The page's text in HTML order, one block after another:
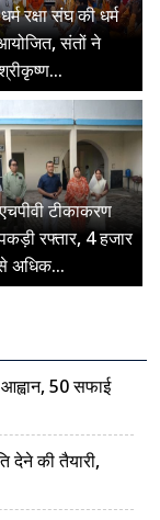
रक्षा संघ की धर्म
आयोजित, संतों ने
टीकाकरण
रफ्तार, 4 हजार
अधिक...
50 सफाई
देने की तैयारी,